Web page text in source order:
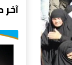
آخر